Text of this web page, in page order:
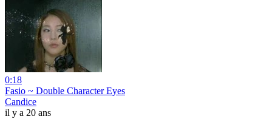
0:18
Fasio ~ Double Character Eyes
Candice
il y a 20 ans